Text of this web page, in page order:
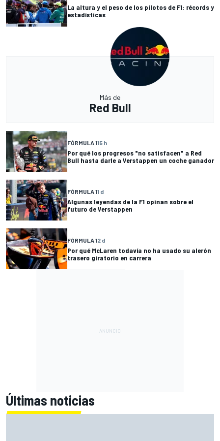
La altura y el peso de los pilotos de F1: récords y
estadísticas
Más de
Red Bull
FÓRMULA 115 h
Por qué los progresos "no satisfacen" a Red
Bull hasta darle a Verstappen un coche ganador
FÓRMULA 11 d
Algunas leyendas de la F1 opinan sobre el
futuro de Verstappen
FÓRMULA 12 d
Por qué McLaren todavía no ha usado su alerón
trasero giratorio en carrera
Últimas noticias